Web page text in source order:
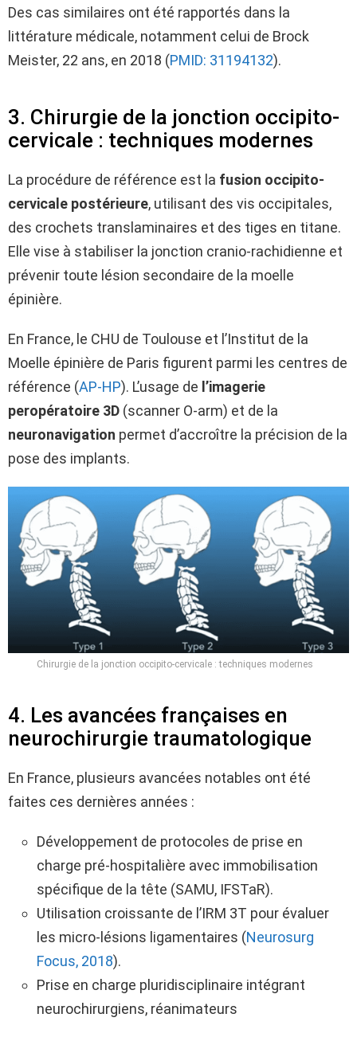
Des cas similaires ont été rapportés dans la
littérature médicale, notamment celui de Brock
Meister, 22 ans, en 2018 (PMID: 31194132).
3. Chirurgie de la jonction occipito-
cervicale : techniques modernes
La procédure de référence est la fusion occipito-
cervicale postérieure, utilisant des vis occipitales,
des crochets translaminaires et des tiges en titane.
Elle vise à stabiliser la jonction cranio-rachidienne et
prévenir toute lésion secondaire de la moelle
épinière.
En France, le CHU de Toulouse et l’Institut de la
Moelle épinière de Paris figurent parmi les centres de
référence (AP-HP). L’usage de l’imagerie
peropératoire 3D (scanner O-arm) et de la
neuronavigation permet d’accroître la précision de la
pose des implants.
Chirurgie de la jonction occipito-cervicale : techniques modernes
4. Les avancées françaises en
neurochirurgie traumatologique
En France, plusieurs avancées notables ont été
faites ces dernières années :
Développement de protocoles de prise en
charge pré-hospitalière avec immobilisation
spécifique de la tête (SAMU, IFSTaR).
Utilisation croissante de l’IRM 3T pour évaluer
les micro-lésions ligamentaires (Neurosurg
Focus, 2018).
Prise en charge pluridisciplinaire intégrant
neurochirurgiens, réanimateurs